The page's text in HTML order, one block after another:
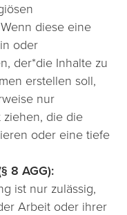
diese eine
oder
der*die Inhalte zu
erstellen soll,
nur
ziehen, die die
oder eine tiefe
8 AGG):
ist nur zulässig,
Arbeit oder ihrer